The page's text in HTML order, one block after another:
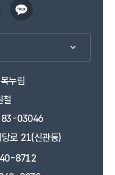
하게 책과 마주하는
만화가의 꿈과 함께
배움에 대한
운용하는
하는
민이 자신의 소중한
울 것입니다.
동과 함께 키우는
누림
철
03046
로 21(신관동)
8712